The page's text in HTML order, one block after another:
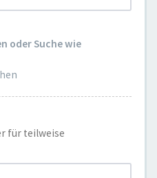
oder Suche wie
für teilweise